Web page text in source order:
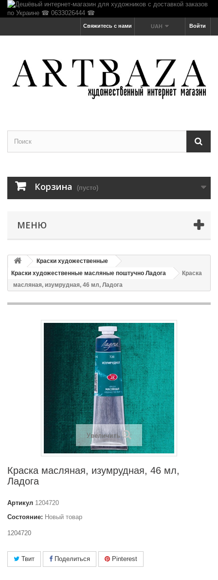
Войти
UAH
Свяжитесь с нами
Корзина (пусто)
МЕНЮ
Краски художественные
Краски художественные масляные поштучно Ладога
Краска
масляная, изумрудная, 46 мл, Ладога
Увеличить
Краска масляная, изумрудная, 46 мл,
Ладога
Артикул 1204720
Состояние: Новый товар
1204720
Твит Поделиться Pinterest